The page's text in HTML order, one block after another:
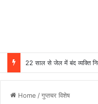
Home /गुप्तचर विशेष